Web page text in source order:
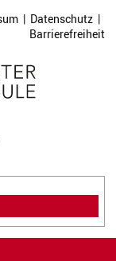
| Datenschutz |
Barrierefreiheit